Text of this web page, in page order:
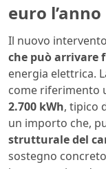
euro l’anno
Il nuovo
che può arrivare
energia elettrica.
come riferimento
2.700 kWh, tipico
un importo che,
strutturale del
sostegno